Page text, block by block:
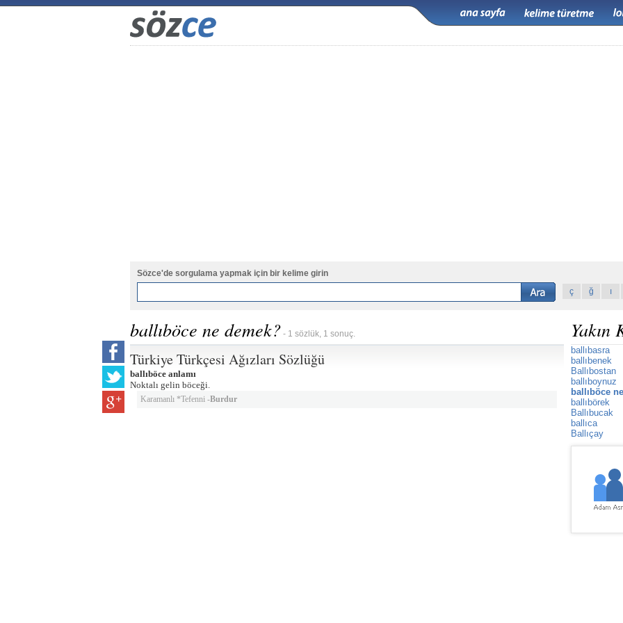
Sözce'de sorgulama yapmak için bir kelime girin
ç
ğ ı
ballıböce ne demek? - 1 sözlük, 1 sonuç.
Türkiye Türkçesi Ağızları Sözlüğü
ballıböce anlamı
Noktalı gelin böceği.
Karamanlı *Tefenni -Burdur
Yakın
ballıbasra
ballıbenek
Ballıbostan
ballıboynuz
ballıböce
ballıbörek
Ballıbucak
ballıca
Ballıçay